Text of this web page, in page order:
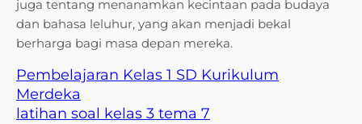
juga tentang menanamkan kecintaan pada budaya
dan bahasa leluhur, yang akan menjadi bekal
berharga bagi masa depan mereka.
Pembelajaran Kelas 1 SD Kurikulum
Merdeka
latihan soal kelas 3 tema 7